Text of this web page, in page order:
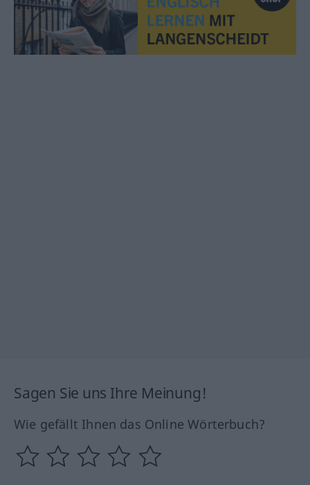
Sagen Sie uns Ihre Meinung!
Wie gefällt Ihnen das Online Wörterbuch?